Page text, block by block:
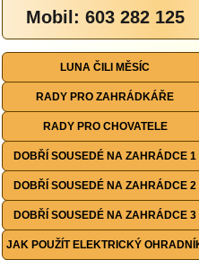
Mobil: 603 282 125
LUNA ČILI MĚSÍC
RADY PRO ZAHRÁDKÁŘE
RADY PRO CHOVATELE
DOBŘÍ SOUSEDÉ NA ZAHRÁDCE 1
DOBŘÍ SOUSEDÉ NA ZAHRÁDCE 2
DOBŘÍ SOUSEDÉ NA ZAHRÁDCE 3
JAK POUŽÍT ELEKTRICKÝ